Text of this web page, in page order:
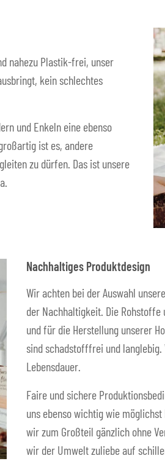
nahezu Plastik-frei, unser
kein schlechtes
und Enkeln eine ebenso
ist es, andere
zu dürfen. Das ist unsere
Nachhaltiges Produktdesign
Wir achten bei der Auswahl
der Nachhaltigkeit. Die
und für die Herstellung unserer
sind schadstofffrei und langlebig.
Lebensdauer.
Faire und sichere
uns ebenso wichtig wie
wir zum Großteil gänzlich ohne
wir der Umwelt zuliebe auf